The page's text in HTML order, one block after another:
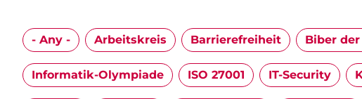
- Any - Arbeitskreis Barrierefreiheit Biber
Informatik-Olympiade ISO 27001 IT-Security